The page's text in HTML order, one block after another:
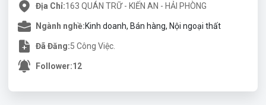
Địa Chỉ:163 QUÁN TRỮ - KIẾN AN - HẢI PHÒNG
Ngành nghề:Kinh doanh, Bán hàng, Nội ngoại thất
Đã Đăng:5 Công Việc.
Follower:12